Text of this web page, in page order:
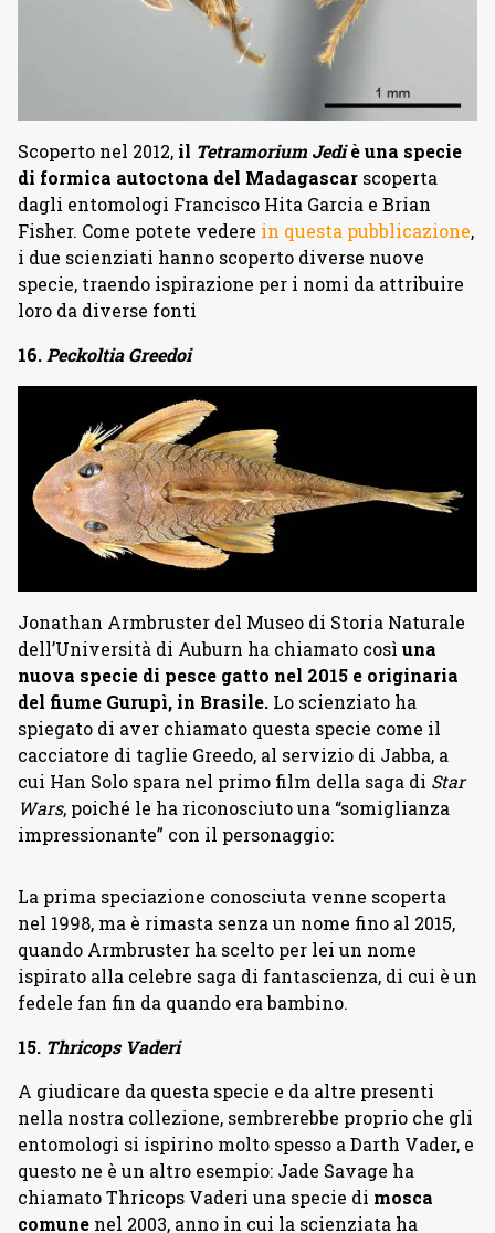
Scoperto nel 2012, il Tetramorium Jediè una specie
di formica autoctona del Madagascar scoperta
dagli entomologi Francisco Hita Garcia e Brian
Fisher. Come potete vedere in questa pubblicazione,
i due scienziati hanno scoperto diverse nuove
specie, traendo ispirazione per i nomi da attribuire
loro da diverse fonti
16.Peckoltia Greedoi
Jonathan Armbruster del Museo di Storia Naturale
dell’Università di Auburn ha chiamato così una
nuova specie di pesce gatto nel 2015 e originaria
del fiume Gurupì, in Brasile. Lo scienziato ha
spiegato di aver chiamato questa specie come il
cacciatore di taglie Greedo, al servizio di Jabba, a
cui Han Solo spara nel primo film della saga di Star
Wars, poiché le ha riconosciuto una “somiglianza
impressionante” con il personaggio:
La prima speciazione conosciuta venne scoperta
nel 1998, ma è rimasta senza un nome fino al 2015,
quando Armbruster ha scelto per lei un nome
ispirato alla celebre saga di fantascienza, di cui è un
fedele fan fin da quando era bambino.
15. Thricops Vaderi
A giudicare da questa specie e da altre presenti
nella nostra collezione, sembrerebbe proprio che gli
entomologi si ispirino molto spesso a Darth Vader, e
questo ne è un altro esempio: Jade Savage ha
chiamato Thricops Vaderi una specie di mosca
comune nel 2003, anno in cui la scienziata ha